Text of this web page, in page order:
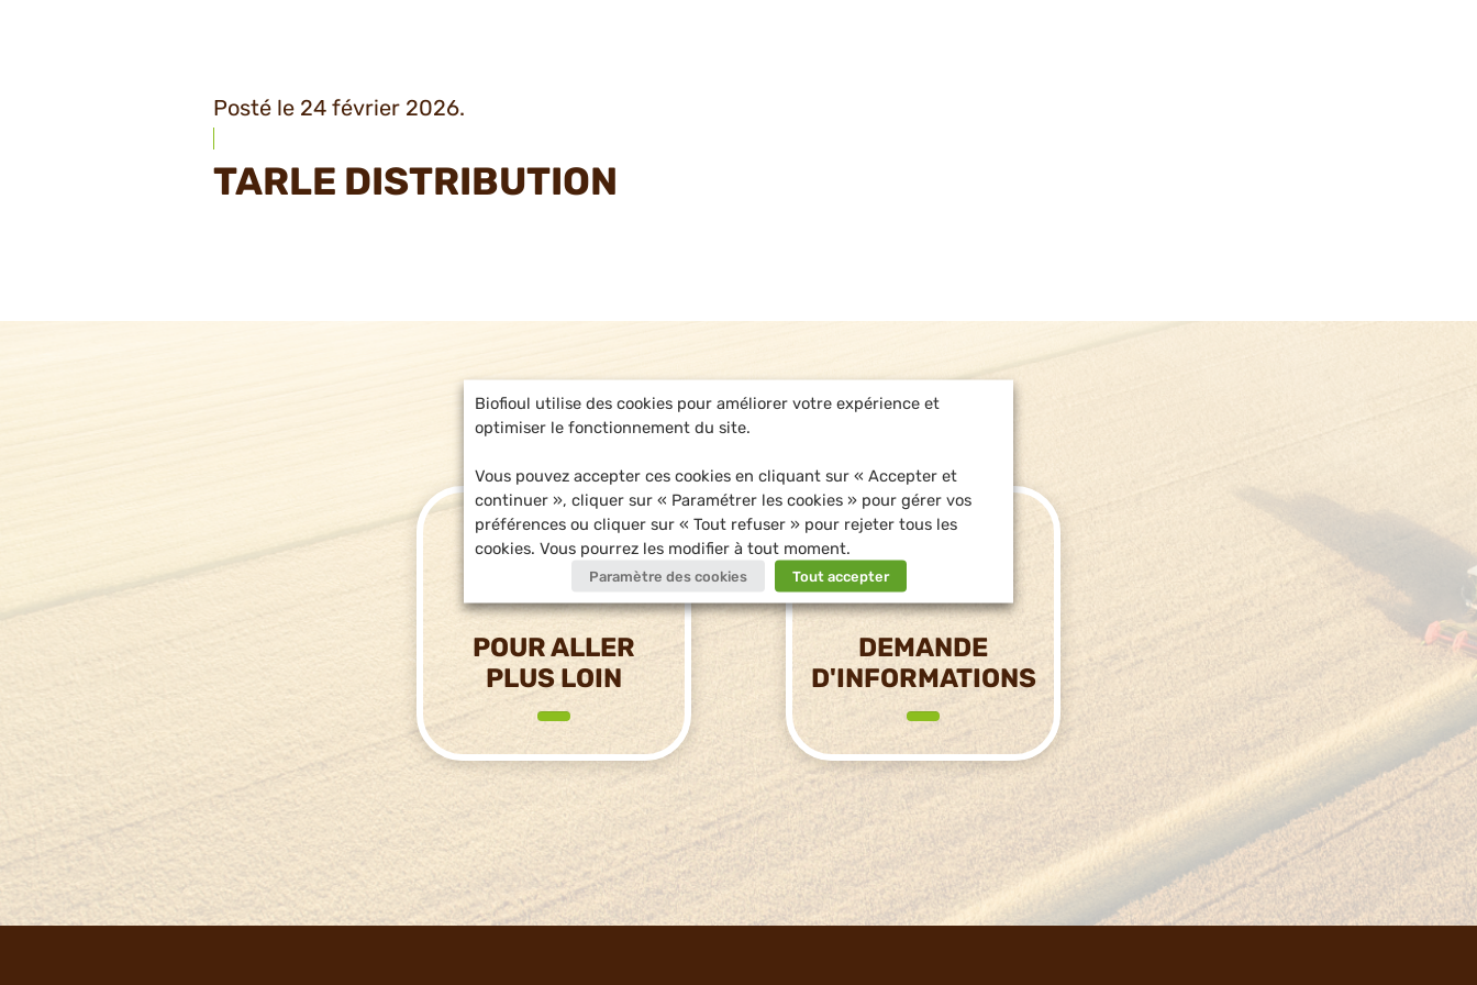
Posté le 24 février 2026.
TARLE DISTRIBUTION
POUR ALLER
PLUS LOIN
DEMANDE
D'INFORMATIONS
Biofioul utilise des cookies pour améliorer votre expérience et
optimiser le fonctionnement du site.
Vous pouvez accepter ces cookies en cliquant sur « Accepter et
continuer », cliquer sur « Paramétrer les cookies » pour gérer vos
préférences ou cliquer sur « Tout refuser » pour rejeter tous les
cookies. Vous pourrez les modifier à tout moment.
Paramètre des cookies Tout accepter